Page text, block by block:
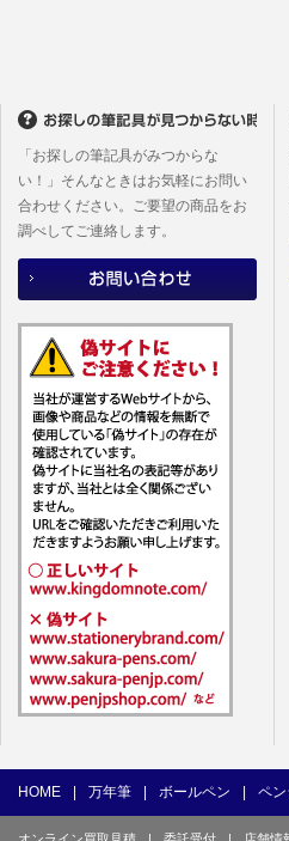
「お探しの筆記具がみつからな
い！」そんなときはお気軽にお問い
合わせください。ご要望の商品をお
調べしてご連絡します。
HOME 万年筆 ボールペン ペ